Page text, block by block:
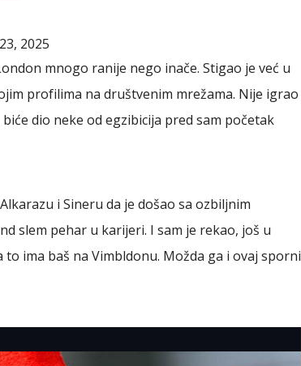
2025
mnogo ranije nego inače. Stigao je već u
profilima na društvenim mrežama. Nije igrao
dio neke od egzibicija pred sam početak
i Sineru da je došao sa ozbiljnim
slem pehar u karijeri. I sam je rekao, još u
to ima baš na Vimbldonu. Možda ga i ovaj sporni